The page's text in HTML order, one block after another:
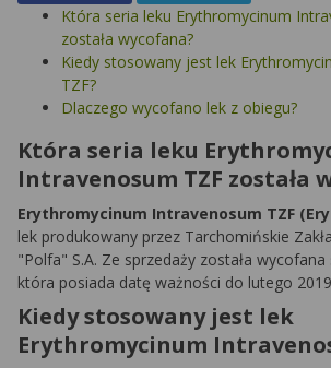
Która seria leku Erythromycinum
została wycofana?
Kiedy stosowany jest lek
TZF?
Dlaczego wycofano lek z obiegu?
Która seria leku
Intravenosum TZF została
Erythromycinum Intravenosum TZF
lek produkowany przez Tarchomińskie
"Polfa" S.A. Ze sprzedaży została
która posiada datę ważności do lutego
Kiedy stosowany jest lek
Erythromycinum